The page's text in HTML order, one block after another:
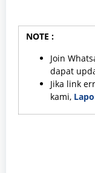
NOTE :
Join
dapat
Jika link
kami,